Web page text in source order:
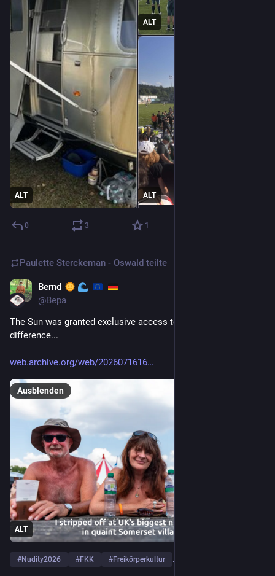
ALT
ALT
ALT
0 3 1
Paulette Sterckeman - Oswald teilte
Bernd
@Bepa
The Sun was granted exclusive access to a festival with a
difference...
web.archive.org/web/2026071616
ALT
Ausblenden
#Nudity2026 #FKK #Freikörperkultur … und 17 weitere